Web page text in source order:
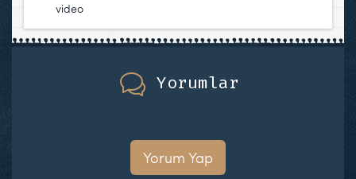
video
Yorumlar
Yorum Yap